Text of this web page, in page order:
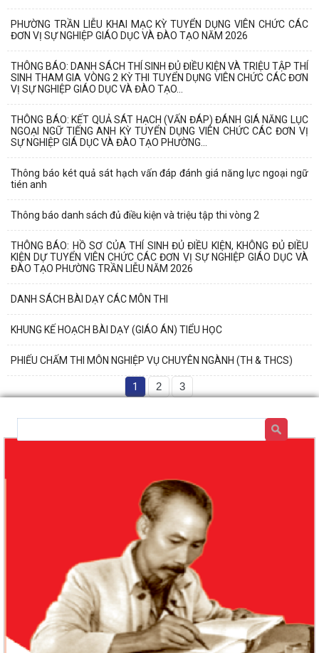
PHƯỜNG TRẦN LIỄU KHAI MẠC KỲ TUYỂN DỤNG VIÊN CHỨC CÁC
ĐƠN VỊ SỰ NGHIỆP GIÁO DỤC VÀ ĐÀO TẠO NĂM 2026
THÔNG BÁO: DANH SÁCH THÍ SINH ĐỦ ĐIỀU KIỆN VÀ TRIỆU TẬP THÍ
SINH THAM GIA VÒNG 2 KỲ THI TUYỂN DỤNG VIÊN CHỨC CÁC ĐƠN
VỊ SỰ NGHIỆP GIÁO DỤC VÀ ĐÀO TẠO...
THÔNG BÁO: KẾT QUẢ SÁT HẠCH (VẤN ĐÁP) ĐÁNH GIÁ NĂNG LỤC
NGOẠI NGỮ TIẾNG ANH KỲ TUYỂN DỤNG VIÊN CHỨC CÁC ĐƠN VỊ
SỰ NGHIỆP GIÁ DỤC VÀ ĐÀO TẠO PHƯỜNG...
Thông báo két quả sát hạch vấn đáp đánh giá năng lực ngoại ngữ
tién anh
Thông báo danh sách đủ điều kiện và triệu tập thi vòng 2
THÔNG BÁO: HỒ SƠ CỦA THÍ SINH ĐỦ ĐIỀU KIỆN, KHÔNG ĐỦ ĐIỀU
KIỆN DỰ TUYỂN VIÊN CHỨC CÁC ĐƠN VỊ SỰ NGHIỆP GIÁO DỤC VÀ
ĐÀO TẠO PHƯỜNG TRẦN LIỄU NĂM 2026
DANH SÁCH BÀI DẠY CÁC MÔN THI
KHUNG KẾ HOẠCH BÀI DẠY (GIÁO ÁN) TIỂU HỌC
PHIẾU CHẤM THI MÔN NGHIỆP VỤ CHUYÊN NGÀNH (TH & THCS)
1 2 3